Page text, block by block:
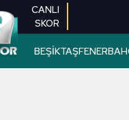
CANLI
SKOR
BEŞİKTAŞ